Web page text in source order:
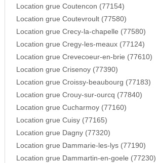
Location grue Coutencon (77154)
Location grue Coutevroult (77580)
Location grue Crecy-la-chapelle (77580)
Location grue Cregy-les-meaux (77124)
Location grue Crevecoeur-en-brie (77610)
Location grue Crisenoy (77390)
Location grue Croissy-beaubourg (77183)
Location grue Crouy-sur-ourcq (77840)
Location grue Cucharmoy (77160)
Location grue Cuisy (77165)
Location grue Dagny (77320)
Location grue Dammarie-les-lys (77190)
Location grue Dammartin-en-goele (77230)